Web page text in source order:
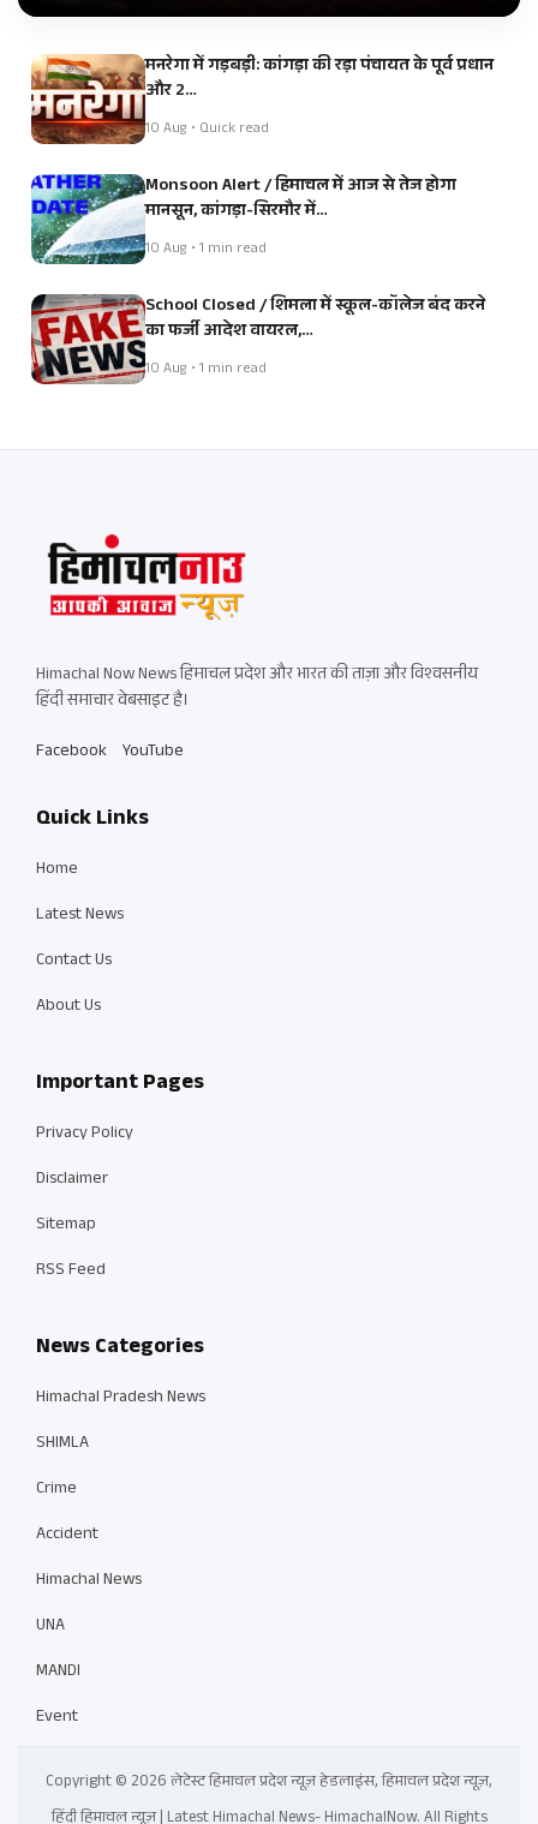
मनरेगा में गड़बड़ी: कांगड़ा की रड़ा पंचायत के पूर्व प्रधान
और 2…
10 Aug • Quick read
Monsoon Alert / हिमाचल में आज से तेज होगा
मानसून, कांगड़ा-सिरमौर में…
10 Aug • 1 min read
School Closed / शिमला में स्कूल-कॉलेज बंद करने
का फर्जी आदेश वायरल,…
10 Aug • 1 min read
Himachal Now News हिमाचल प्रदेश और भारत की ताज़ा और विश्वसनीय
हिंदी समाचार वेबसाइट है।
Facebook YouTube
Quick Links
Home
Latest News
Contact Us
About Us
Important Pages
Privacy Policy
Disclaimer
Sitemap
RSS Feed
News Categories
Himachal Pradesh News
SHIMLA
Crime
Accident
Himachal News
UNA
MANDI
Event
Copyright © 2026 लेटेस्ट हिमाचल प्रदेश न्यूज़ हेडलाइंस, हिमाचल प्रदेश न्यूज़,